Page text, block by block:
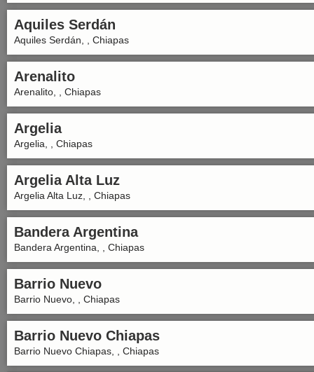
Aquiles Serdán
Aquiles Serdán, , Chiapas
Arenalito
Arenalito, , Chiapas
Argelia
Argelia, , Chiapas
Argelia Alta Luz
Argelia Alta Luz, , Chiapas
Bandera Argentina
Bandera Argentina, , Chiapas
Barrio Nuevo
Barrio Nuevo, , Chiapas
Barrio Nuevo Chiapas
Barrio Nuevo Chiapas, , Chiapas